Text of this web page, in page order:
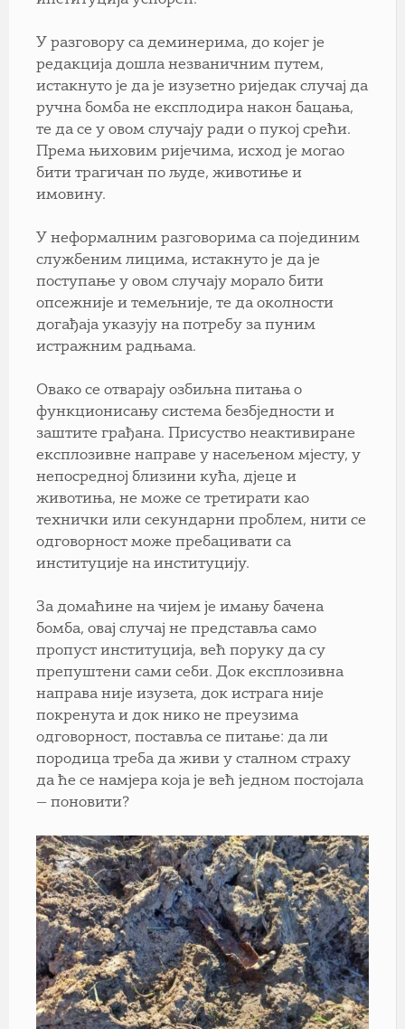
У разговору са деминерима, до којег је
редакција дошла незваничним путем,
истакнуто је да је изузетно риједак случај да
ручна бомба не експлодира након бацања,
те да се у овом случају ради о пукој срећи.
Према њиховим ријечима, исход је могао
бити трагичан по људе, животиње и
имовину.
У неформалним разговорима са појединим
службеним лицима, истакнуто је да је
поступање у овом случају морало бити
опсежније и темељније, те да околности
догађаја указују на потребу за пуним
истражним радњама.
Овако се отварају озбиљна питања о
функционисању система безбједности и
заштите грађана. Присуство неактивиране
експлозивне направе у насељеном мјесту, у
непосредној близини кућа, дјеце и
животиња, не може се третирати као
технички или секундарни проблем, нити се
одговорност може пребацивати са
институције на институцију.
За домаћине на чијем је имању бачена
бомба, овај случај не представља само
пропуст институција, већ поруку да су
препуштени сами себи. Док експлозивна
направа није изузета, док истрага није
покренута и док нико не преузима
одговорност, поставља се питање: да ли
породица треба да живи у сталном страху
да ће се намјера која је већ једном постојала
— поновити?